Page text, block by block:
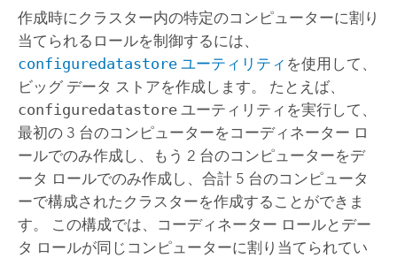
作成時にクラスター内の特定のコンピューターに割り
当てられるロールを制御するには、
configuredatastoreユーティリティ を使用して、
ビッグ データ ストアを作成します。 たとえば、
configuredatastoreユーティリティを実行して、
最初の 3 台のコンピューターをコーディネーター ロ
ールでのみ作成し、もう 2 台のコンピューターをデ
ータ ロールでのみ作成し、合計 5 台のコンピュータ
ーで構成されたクラスターを作成することができま
す。 この構成では、コーディネーター ロールとデー
タ ロールが同じコンピューターに割り当てられてい